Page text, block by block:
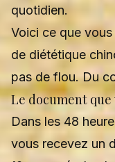
quotidien.
Voici ce que
de diététique
pas de flou. Du
Le document
Dans les 48
vous recevez un